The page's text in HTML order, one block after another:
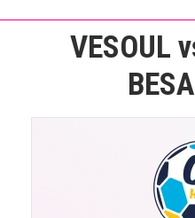
VESOUL